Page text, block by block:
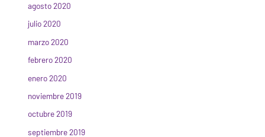
agosto 2020
julio 2020
marzo 2020
febrero 2020
enero 2020
noviembre 2019
octubre 2019
septiembre 2019